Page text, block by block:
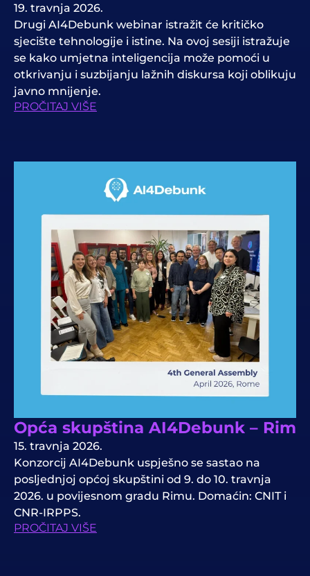
19. travnja 2026.
Drugi AI4Debunk webinar istražit će kritičko
sjecište tehnologije i istine. Na ovoj sesiji istražuje
se kako umjetna inteligencija može pomoći u
otkrivanju i suzbijanju lažnih diskursa koji oblikuju
javno mnijenje.
PROČITAJ VIŠE
Opća skupština AI4Debunk – Rim
15. travnja 2026.
Konzorcij AI4Debunk uspješno se sastao na
posljednjoj općoj skupštini od 9. do 10. travnja
2026. u povijesnom gradu Rimu. Domaćin: CNIT i
CNR-IRPPS.
PROČITAJ VIŠE